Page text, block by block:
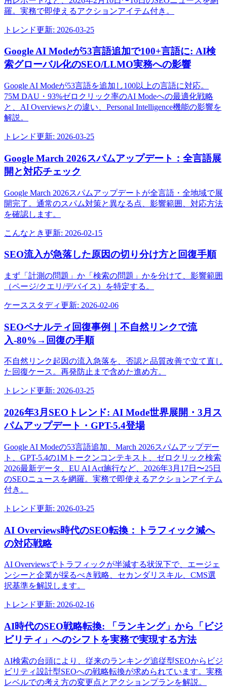
羅。実務で即使えるアクションアイテム付き。
トレンド更新: 2026-03-25
Google AI Modeが53言語追加で100+言語に: AI検
索グローバル化のSEO/LLMO実務への影響
Google AI Modeが53言語を追加し100以上の言語に対応。
75M DAU・93%ゼロクリック率のAI Modeへの最適化戦略
と、AI Overviewsとの違い、Personal Intelligence機能の影響を
解説。
トレンド更新: 2026-03-25
Google March 2026スパムアップデート：全言語展
開と対応チェック
Google March 2026スパムアップデートが全言語・全地域で展
開完了。通常のスパム対策と異なる点、影響範囲、対応方法
を確認します。
こんなとき更新: 2026-02-15
SEO流入が急落した原因の切り分け方と回復手順
まず「計測の問題」か「検索の問題」かを分けて、影響範囲
（ページ/クエリ/デバイス）を特定する。
ケーススタディ更新: 2026-02-06
SEOペナルティ回復事例｜不自然リンクで流
入-80%→回復の手順
不自然リンク起因の流入急落を、否認と品質改善で立て直し
た回復ケース。再発防止まで含めた進め方。
トレンド更新: 2026-03-25
2026年3月SEOトレンド: AI Mode世界展開・3月ス
パムアップデート・GPT-5.4登場
Google AI Modeの53言語追加、March 2026スパムアップデー
ト、GPT-5.4の1Mトークンコンテキスト、ゼロクリック検索
2026最新データ、EU AI Act施行など、2026年3月17日〜25日
のSEOニュースを網羅。実務で即使えるアクションアイテム
付き。
トレンド更新: 2026-03-25
AI Overviews時代のSEO転換：トラフィック減へ
の対応戦略
AI Overviewsでトラフィックが半減する状況下で、エージェ
ンシーと企業が採るべき戦略、セカンダリスキル、CMS選
択基準を解説します。
トレンド更新: 2026-02-16
AI時代のSEO戦略転換: 「ランキング」から「ビジ
ビリティ」へのシフトを実務で実現する方法
AI検索の台頭により、従来のランキング追従型SEOからビジ
ビリティ設計型SEOへの戦略転換が求められています。実務
レベルでの考え方の変更点とアクションプランを解説。